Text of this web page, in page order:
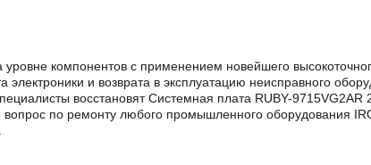
компонентов с применением новейшего
и возврата в эксплуатацию неисправного
восстановят Системная плата RUBY-
по ремонту любого промышленного оборудования